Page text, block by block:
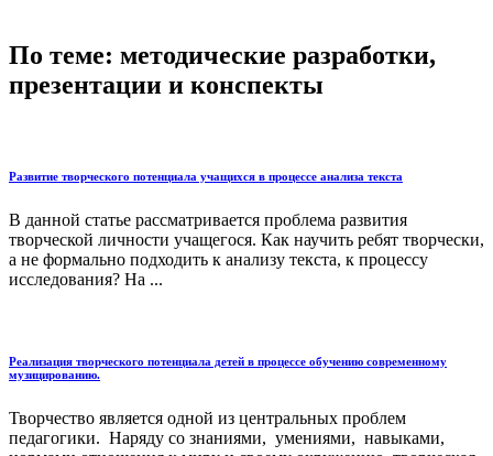
По теме: методические разработки,
презентации и конспекты
Развитие творческого потенциала учащихся в процессе анализа текста
В данной статье рассматривается проблема развития
творческой личности учащегося. Как научить ребят творчески,
а не формально подходить к анализу текста, к процессу
исследования? На ...
Реализация творческого потенциала детей в процессе обучению современному
музицированию.
Творчество является одной из центральных проблем
педагогики. Наряду со знаниями, умениями, навыками,